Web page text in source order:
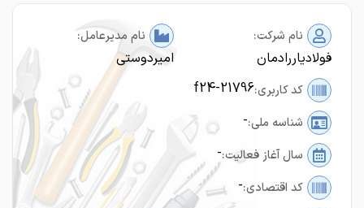
نام شرکت:
فولادیاررادمان
نام مدیرعامل:
امیردوستی
کد کاربری:f24-21796
شناسه ملی:-
سال آغاز فعالیت:-
کد اقتصادی:-